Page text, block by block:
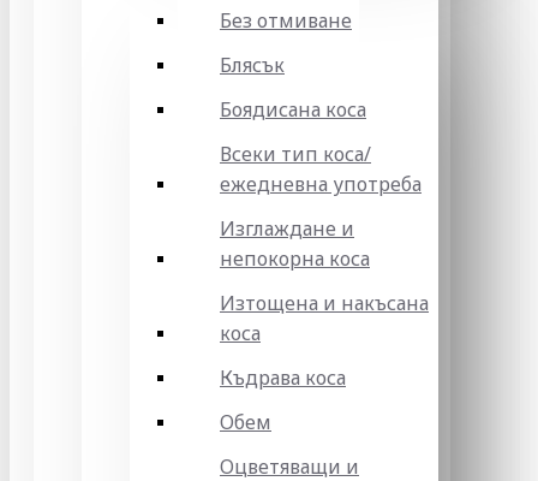
Без отмиване
Блясък
Боядисана коса
Всеки тип коса/
ежедневна употреба
Изглаждане и
непокорна коса
Изтощена и накъсана
коса
Къдрава коса
Обем
Оцветяващи и